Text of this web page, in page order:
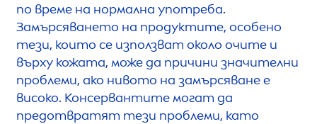
по време на нормална употреба.
Замърсяването на продуктите, особено
тези, които се използват около очите и
върху кожата, може да причини значителни
проблеми, ако нивото на замърсяване е
високо. Консервантите могат да
предотвратят тези проблеми, като